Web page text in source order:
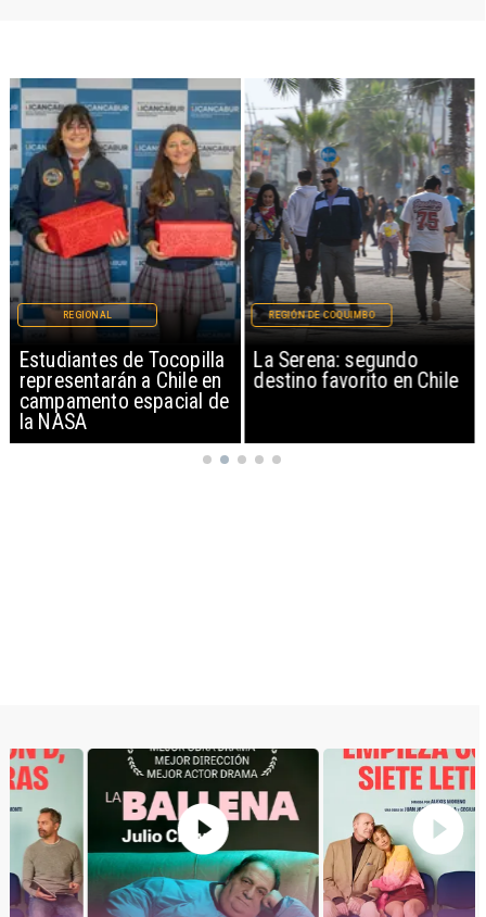
Estudiantes de Tocopilla
representarán a Chile en
campamento espacial de
la NASA
REGIONAL
La Serena: segundo
destino favorito en Chile
REGIÓN DE COQUIMBO